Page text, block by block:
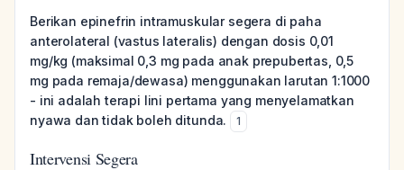
Berikan epinefrin intramuskular segera di paha
anterolateral (vastus lateralis) dengan dosis 0,01
mg/kg (maksimal 0,3 mg pada anak prepubertas, 0,5
mg pada remaja/dewasa) menggunakan larutan 1:1000
- ini adalah terapi lini pertama yang menyelamatkan
nyawa dan tidak boleh ditunda.
1
Intervensi Segera